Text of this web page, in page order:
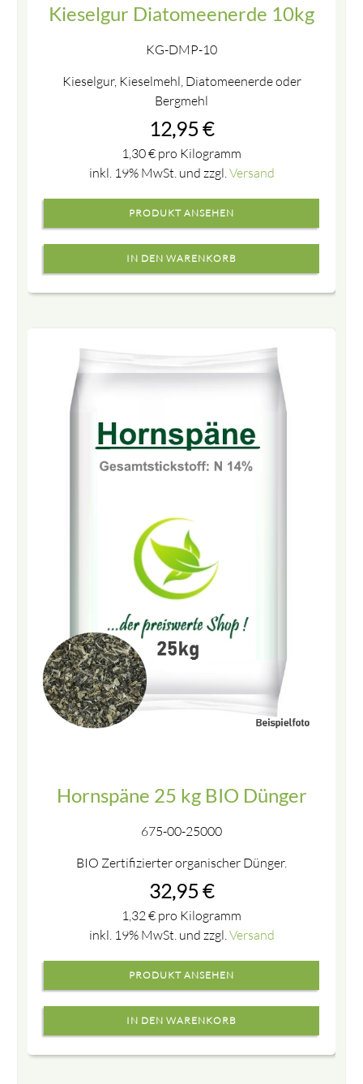
Kieselgur Diatomeenerde 10kg
KG-DMP-10
Kieselgur, Kieselmehl, Diatomeenerde oder
Bergmehl
12,95 €
1,30€ pro Kilogramm
inkl. 19% MwSt. und zzgl. Versand
PRODUKT ANSEHEN
Hornspäne 25 kg BIO Dünger
675-00-25000
BIO Zertifizierter organischer Dünger.
32,95 €
1,32 € pro Kilogramm
inkl. 19% MwSt. und zzgl. Versand
PRODUKT ANSEHEN